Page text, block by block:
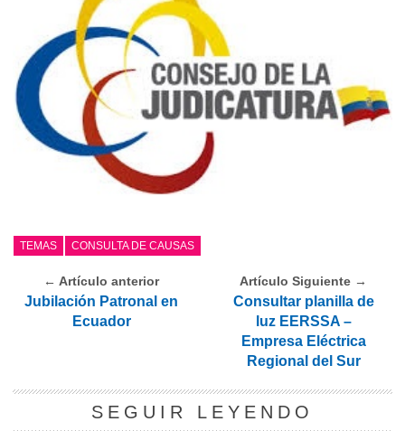
TEMAS CONSULTA DE CAUSAS
← Artículo anterior
Jubilación Patronal en
Ecuador
Artículo Siguiente →
Consultar planilla de
luz EERSSA –
Empresa Eléctrica
Regional del Sur
SEGUIR LEYENDO